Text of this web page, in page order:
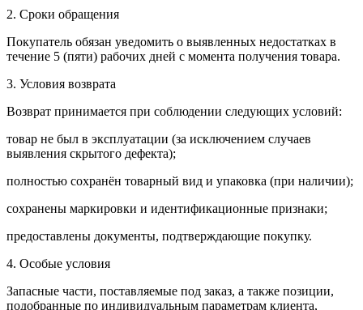
2. Сроки обращения
Покупатель обязан уведомить о выявленных недостатках в
течение 5 (пяти) рабочих дней с момента получения товара.
3. Условия возврата
Возврат принимается при соблюдении следующих условий:
товар не был в эксплуатации (за исключением случаев
выявления скрытого дефекта);
полностью сохранён товарный вид и упаковка (при наличии);
сохранены маркировки и идентификационные признаки;
предоставлены документы, подтверждающие покупку.
4. Особые условия
Запасные части, поставляемые под заказ, а также позиции,
подобранные по индивидуальным параметрам клиента,